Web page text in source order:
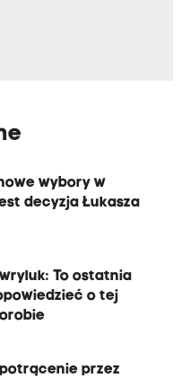
wybory w
decyzja Łukasza
To ostatnia
o tej
przez